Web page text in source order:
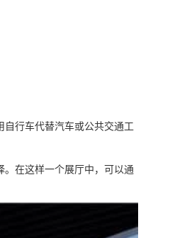
自行车代替汽车或公共交通工
在这样一个展厅中，可以通